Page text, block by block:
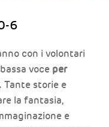
6
con i volontari
voce per
. Tante storie e
la fantasia,
e